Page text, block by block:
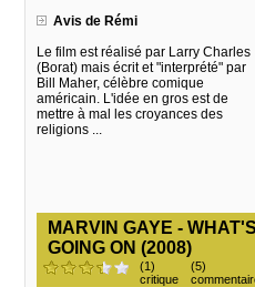
Avis de Rémi
Le film est réalisé par Larry Charles
(Borat) mais écrit et "interprété" par
Bill Maher, célèbre comique
américain. L'idée en gros est de
mettre à mal les croyances des
religions ...
MARVIN GAYE - WHAT'S
GOING ON (2008)
(1)
critique
(5)